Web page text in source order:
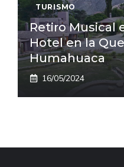
TURISMO
Retiro Musical
Hotel en la
Humahuaca
16/05/2024